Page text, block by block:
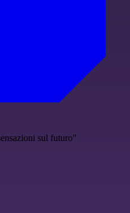
sul futuro"